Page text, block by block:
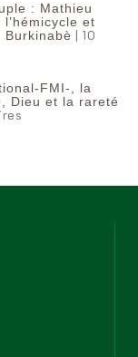
: Mathieu
et
| 10
FMI-, la
Dieu et la rareté